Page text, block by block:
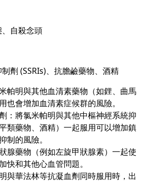
自殺念頭
劑 (SSRIs)、抗膽鹼藥物、酒精
帕明與其他血清素藥物（如鋰、曲馬
也會增加血清素症候群的風險。
：將氯米帕明與其他中樞神經系統抑
類藥物、酒精）一起服用可以增加鎮
制的風險。
腺藥物（例如左旋甲狀腺素）一起使
快和其他心血管問題。
與華法林等抗凝血劑同時服用時，出